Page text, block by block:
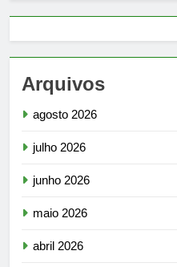
Arquivos
agosto 2026
julho 2026
junho 2026
maio 2026
abril 2026